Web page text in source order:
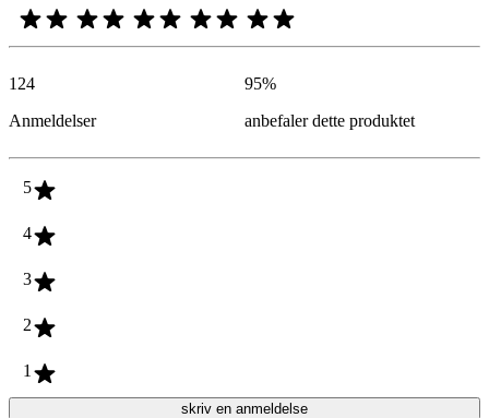
124
Anmeldelser
95%
anbefaler dette produktet
5
4
3
2
1
skriv en anmeldelse